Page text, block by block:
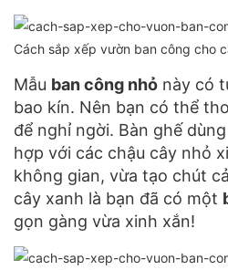
Cách sắp xếp vườn ban công cho
Mẫu ban công nhỏ này có
bao kín. Nên bạn có thể
để nghỉ ngời. Bàn ghế
hợp với các chậu cây nhỏ
không gian, vừa tạo chút
cây xanh là bạn đã có một
gọn gàng vừa xinh xắn!